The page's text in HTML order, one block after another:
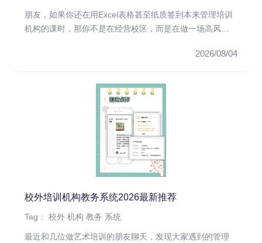
朋友，如果你还在用Excel表格甚至纸质签到本来管理培训
机构的课时，那你不是在经营校区，而是在做一场高风险
2026/08/04
校外培训机构教务系统2026最新推荐
Tag：校外 机构 教务 系统
最近和几位做艺术培训的朋友聊天，发现大家遇到的管理